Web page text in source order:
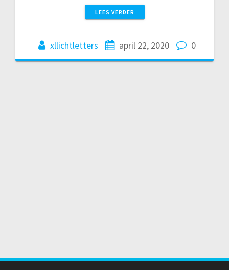
LEES VERDER
xllichtletters april 22, 2020 0